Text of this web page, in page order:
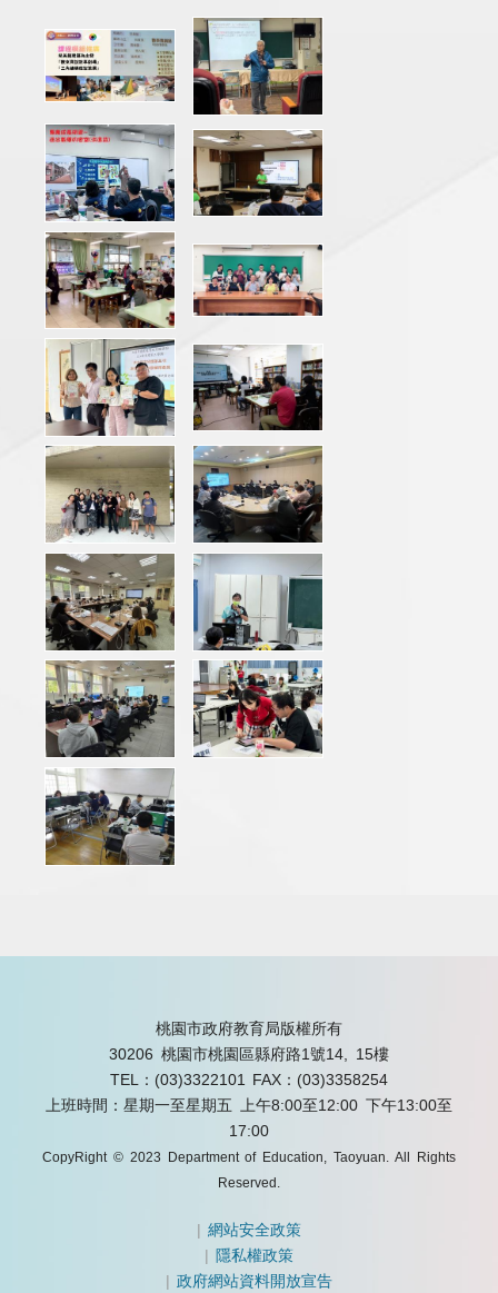
桃園市政府教育局版權所有
30206 桃園市桃園區縣府路1號14, 15樓
TEL：(03)3322101
FAX：(03)3358254
上班時間：星期一至星期五 上午8:00至12:00 下午13:00至
17:00
CopyRight © 2023 Department of Education, Taoyuan. All Rights
Reserved.
|網站安全政策
| 隱私權政策
|政府網站資料開放宣告